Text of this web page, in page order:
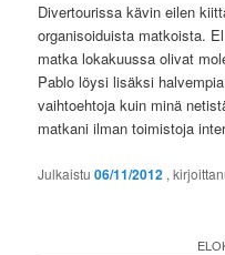
Divertourissa kävin eilen
organisoiduista matkoista.
matka lokakuussa olivat
Pablo löysi lisäksi
vaihtoehtoja kuin minä
matkani ilman toimistoja
Julkaistu06/11/2012 ,